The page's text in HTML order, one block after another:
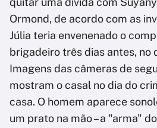
Ormond, de acordo com as
Júlia teria envenenado o
brigadeiro três dias antes, no
Imagens das câmeras de
mostram o casal no dia do
casa. O homem aparece
um prato na mão – a "arma"